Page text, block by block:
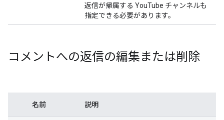
返信が帰属する YouTube チャンネルも
指定できる必要があります。
コメントへの返信の編集または削除
名前 説明